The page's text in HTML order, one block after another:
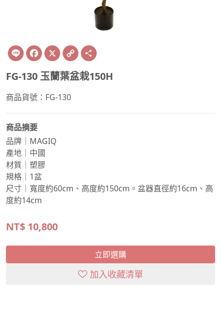
Line Facebook
X Copy
Link
FG-130 玉蘭葉盆栽150H
商品貨號：FG-130
商品摘要
品牌｜MAGIQ
產地｜中國
材質｜塑膠
規格｜1盆
尺寸｜寬度約60cm、高度約150cm。盆器直徑約16cm、高
度約14cm
NT$ 10,800
立即選購
加入收藏清單